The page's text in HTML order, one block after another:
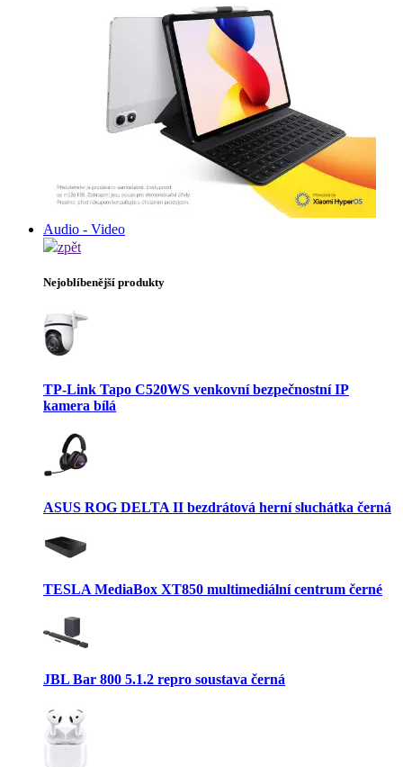
Audio - Video
zpět
Nejoblíbenější produkty
TP-Link Tapo C520WS venkovní bezpečnostní IP
kamera bílá
ASUS ROG DELTA II bezdrátová herní sluchátka černá
TESLA MediaBox XT850 multimediální centrum černé
JBL Bar 800 5.1.2 repro soustava černá